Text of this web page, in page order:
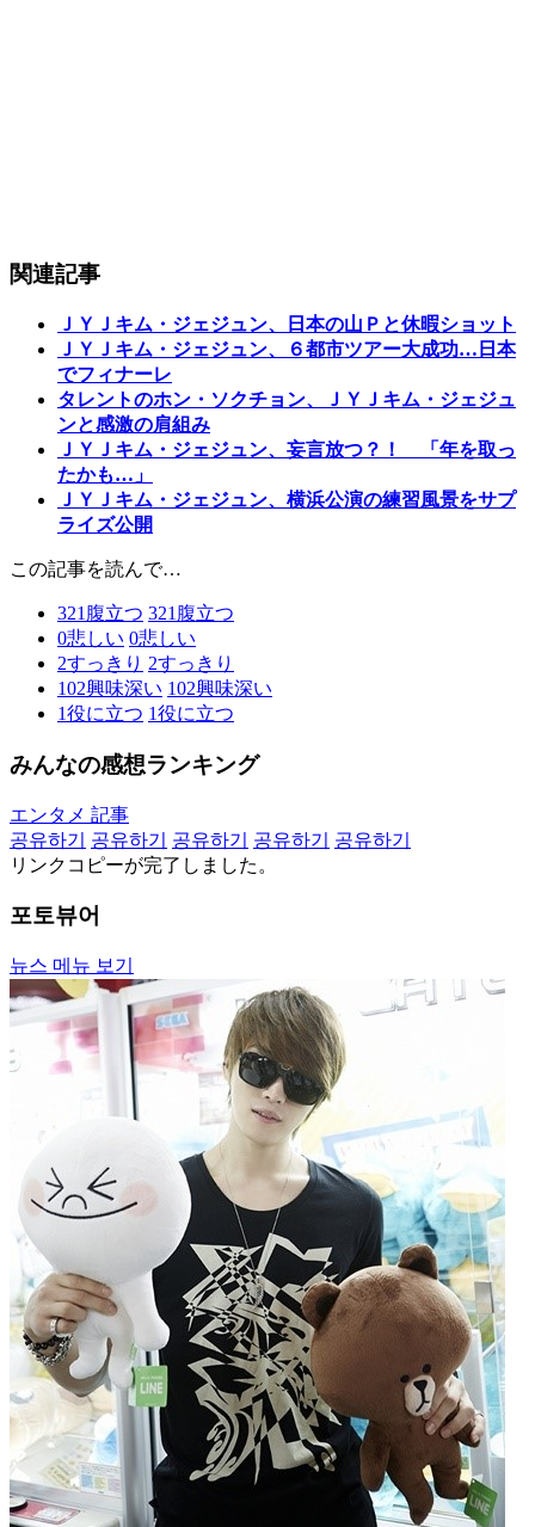
関連記事
ＪＹＪキム・ジェジュン、日本の山Ｐと休暇ショット
ＪＹＪキム・ジェジュン、６都市ツアー大成功…日本
でフィナーレ
タレントのホン・ソクチョン、ＪＹＪキム・ジェジュ
ンと感激の肩組み
ＪＹＪキム・ジェジュン、妄言放つ？！ 「年を取っ
たかも…」
ＪＹＪキム・ジェジュン、横浜公演の練習風景をサプ
ライズ公開
この記事を読んで…
321 腹立つ 321 腹立つ
0悲しい 0悲しい
2すっきり 2すっきり
102興味深い 102興味深い
1役に立つ 1役に立つ
みんなの感想ランキング
エンタメ 記事
공유하기
공유하기 공유하기 공유하기
공유하기
リンクコピーが完了しました。
포토뷰어
뉴스 메뉴 보기